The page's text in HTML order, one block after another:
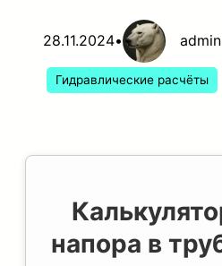
28.11.2024• admin
Гидравлические расчёты
напора в